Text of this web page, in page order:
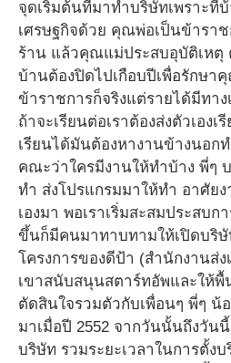
จุดเริ่มต้นที่มาทำบริษัทเพราะที่
เศรษฐกิจด้วย คุณพ่อเป็นข้ารา
ร้าน แล้วคุณแม่ประสบอุบัติเหตุ
บ้านต้องปิดไปเกือบปีเพื่อรักษ
ข้าราชการก็จริงแต่รายได้มีทา
ถ้าจะเรียนต่อเราต้องส่งตัวเองเ
เรียนได้มันต้องหางานข้างนอก
คณะว่าใครมีงานให้ทำบ้าง พี่ๆ
ทำ ส่งโปรแกรมมาให้ทำ อาศัย
เองมา พอเราเริ่มสะสมประสบ
ขึ้นก็มีคนมาทาบทามให้เปิดบริ
โครงการของดีป้า (สำนักงานส่ง
เขาสนับสนุนสตาร์ทอัพและให้พื้
ตัดสินใจรวมตัวกับเพื่อนๆ พี่ๆ น้
มาเมื่อปี 2552 จากวันนั้นถึงวัน
บริษัท รวมระยะเวลาในการตั้ง